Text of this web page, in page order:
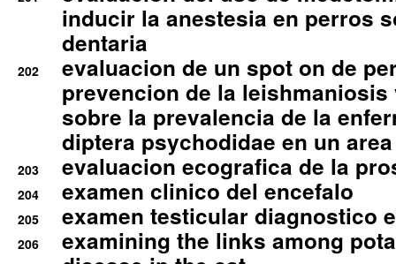
inducir la anestesia en perros
dentaria
202
evaluacion de un spot on de
prevencion de la
sobre la prevalencia de la
diptera psychodidae en un
203 evaluacion ecografica de la
204 examen clinico del encefalo
205 examen testicular diagnostico
206
examining the links among